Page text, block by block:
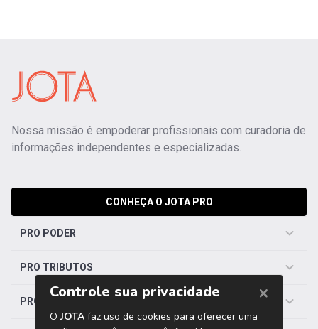
Nossa missão é empoderar profissionais com curadoria de
informações independentes e especializadas.
CONHEÇA O JOTA PRO
PRO PODER
PRO TRIBUTOS
PRO TRABALHISTA